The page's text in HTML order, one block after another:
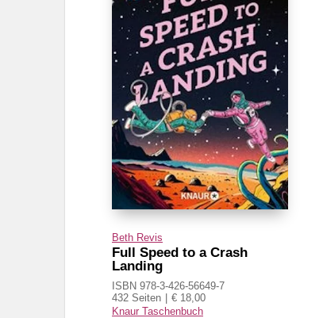
Beth Revis
Full Speed to a Crash
Landing
ISBN 978-3-426-56649-7
432 Seiten
€ 18,00
Knaur Taschenbuch